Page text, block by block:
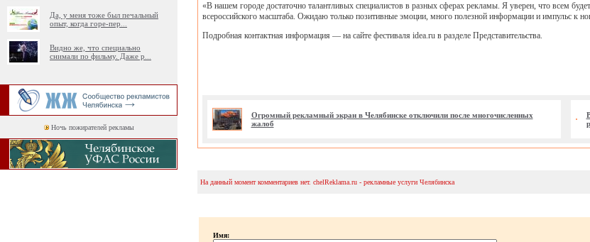
Да, у меня тоже был печальный
опыт, когда горе-пер
Видно же, что специально
снимали по фильму. Даже р
Ночь пожирателей рекламы
«В нашем городе достаточно талантливых специалистов в разных сферах рекламы. Я уверен, что всем
всероссийского масштаба. Ожидаю только позитивные эмоции, много полезной информации и импульс
Подробная контактная информация — на сайте фестиваля idea.ru в разделе Представительства.
Огромный рекламный экран в Челябинске отключили после многочисленных
жалоб
На данный момент комментариев нет. chelReklama.ru - рекламные услуги Челябинска
Имя: